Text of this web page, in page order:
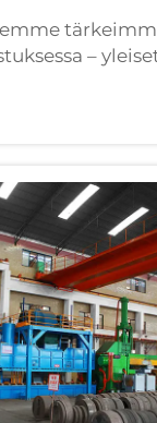
–
ja kuplat